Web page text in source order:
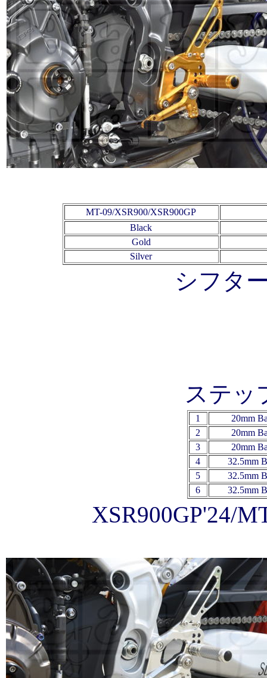
MT-09/XSR900/XSR900GP
Black
Gold
Silver
シフタ
ステッ
1 20mm
2
20mm
3
20mm
4
32.5mm
5
32.5mm
6
32.5mm
XSR900GP'24/